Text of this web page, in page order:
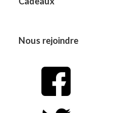
Nous rejoindre